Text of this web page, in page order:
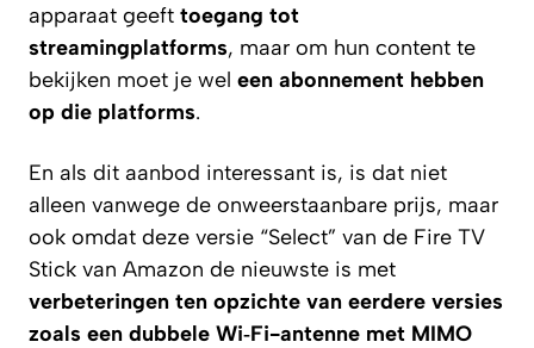
apparaat geeft toegang tot
streamingplatforms, maar om hun content te
bekijken moet je wel een abonnement hebben
op die platforms.
En als dit aanbod interessant is, is dat niet
alleen vanwege de onweerstaanbare prijs, maar
ook omdat deze versie “Select” van de Fire TV
Stick van Amazon de nieuwste is met
verbeteringen ten opzichte van eerdere versies
zoals een dubbele Wi‑Fi-antenne met MIMO